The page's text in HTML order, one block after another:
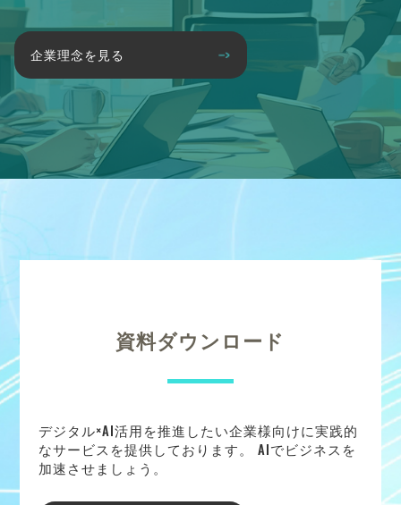
企業理念を見る
資料ダウンロード
デジタル×AI活用を推進したい企業様向けに実践的
なサービスを提供しております。 AIでビジネスを
加速させましょう。